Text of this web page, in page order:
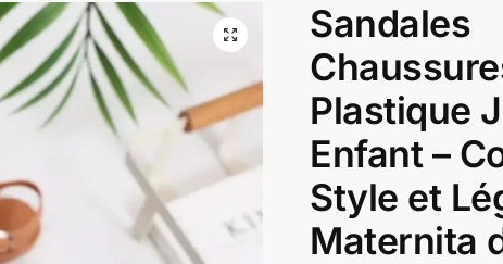
Sandales
Plastique
Enfant –
Style et
Maternita